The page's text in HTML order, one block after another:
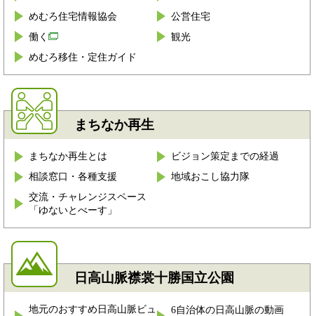
めむろ住宅情報協会
公営住宅
働く
観光
めむろ移住・定住ガイド
まちなか再生
まちなか再生とは
ビジョン策定までの経過
相談窓口・各種支援
地域おこし協力隊
交流・チャレンジスペース
「ゆないとべーす」
日高山脈襟裳十勝国立公園
地元のおすすめ日高山脈ビュ
6自治体の日高山脈の動画